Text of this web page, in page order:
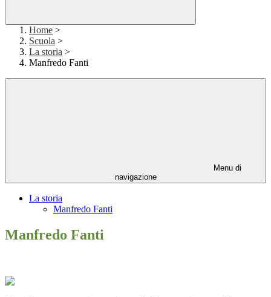
Home >
Scuola >
La storia >
Manfredo Fanti
Menu di
navigazione
La storia
Manfredo Fanti
Manfredo Fanti